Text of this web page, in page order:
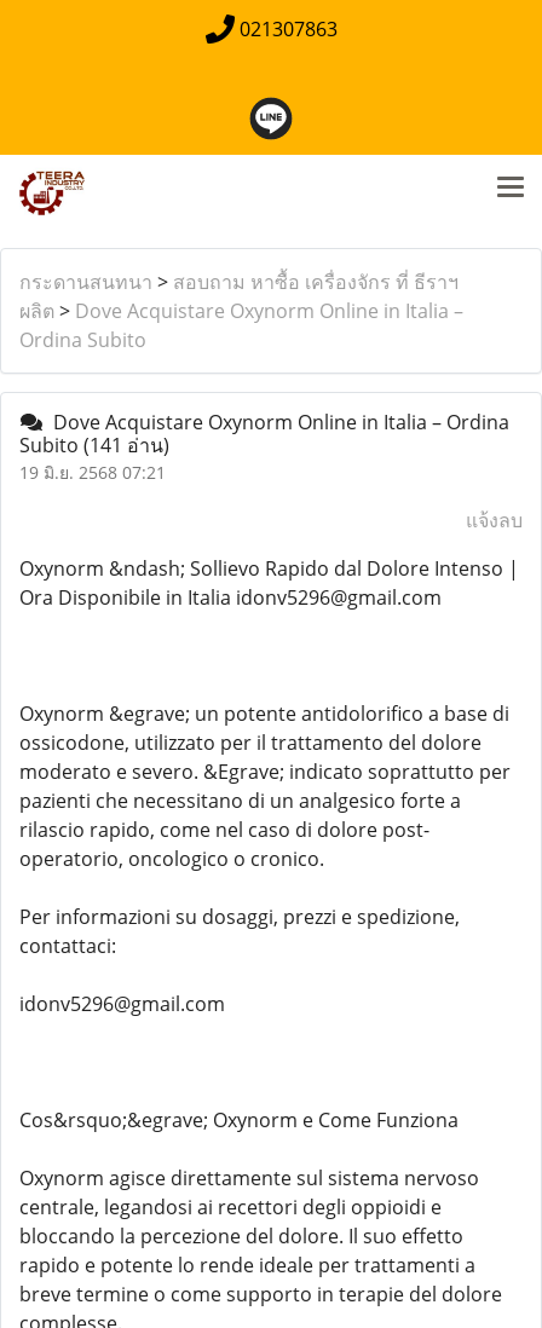
021307863
กระดานสนทนา > สอบถาม หาซื้อ เครื่องจักร ที่ ธีราฯ
ผลิต > Dove Acquistare Oxynorm Online in Italia –
Ordina Subito
Dove Acquistare Oxynorm Online in Italia – Ordina
Subito (141 อ่าน)
19 มิ.ย. 2568 07:21
แจ้งลบ
Oxynorm &ndash; Sollievo Rapido dal Dolore Intenso |
Ora Disponibile in Italia idonv5296@gmail.com
Oxynorm &egrave; un potente antidolorifico a base di
ossicodone, utilizzato per il trattamento del dolore
moderato e severo. &Egrave; indicato soprattutto per
pazienti che necessitano di un analgesico forte a
rilascio rapido, come nel caso di dolore post-
operatorio, oncologico o cronico.
Per informazioni su dosaggi, prezzi e spedizione,
contattaci:
idonv5296@gmail.com
Cos&rsquo;&egrave; Oxynorm e Come Funziona
Oxynorm agisce direttamente sul sistema nervoso
centrale, legandosi ai recettori degli oppioidi e
bloccando la percezione del dolore. Il suo effetto
rapido e potente lo rende ideale per trattamenti a
breve termine o come supporto in terapie del dolore